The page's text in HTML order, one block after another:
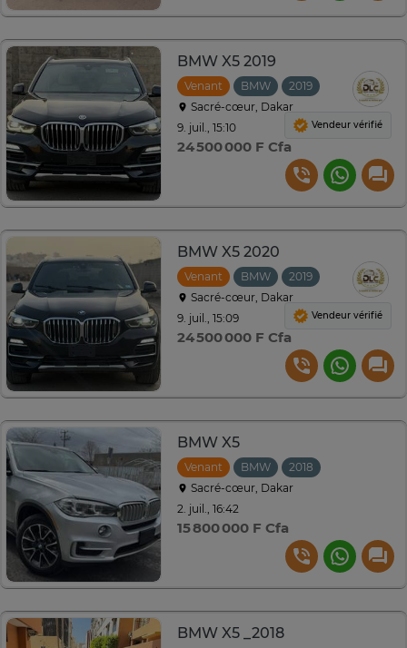
BMW X5 2019
Venant BMW 2019
Automatique
Sacré-cœur, Dakar
9. juil., 15:10
24 500 000 F Cfa
Vendeur vérifié
BMW X5 2020
Venant BMW 2019
Automatique
Sacré-cœur, Dakar
9. juil., 15:09
24 500 000 F Cfa
Vendeur vérifié
BMW X5
Venant BMW 2018
Sacré-cœur, Dakar
2. juil., 16:42
15 800 000 F Cfa
BMW X5 _2018